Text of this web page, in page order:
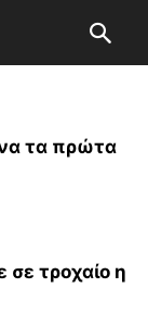
τα πρώτα
τροχαίο η